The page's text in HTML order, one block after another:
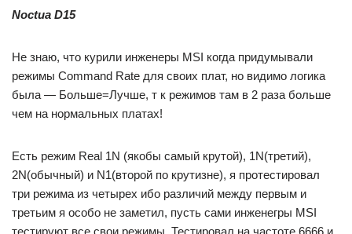
Noctua D15
Не знаю, что курили инженеры MSI когда придумывали
режимы Command Rate для своих плат, но видимо логика
была — Больше=Лучше, т к режимов там в 2 раза больше
чем на нормальных платах!
Есть режим Real 1N (якобы самый крутой), 1N(третий),
2N(обычный) и N1(второй по крутизне), я протестировал
три режима из четырех ибо различий между первым и
третьим я особо не заметил, пусть сами инженегры MSI
тестируют все свои режимы. Тестировал на частоте 6666 и